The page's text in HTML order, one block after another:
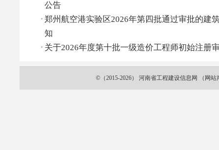
公告
郑州航空港实验区2026年第四批通过审批的建
知
关于2026年度第十批一级造价工程师初始注册
©（2015-2026） 河南省工程建设信息网 （ 网站